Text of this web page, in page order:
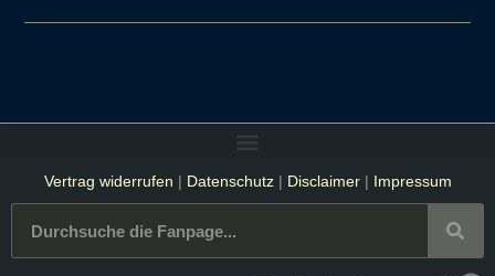
Vertrag widerrufen | Datenschutz| Disclaimer| Impressum